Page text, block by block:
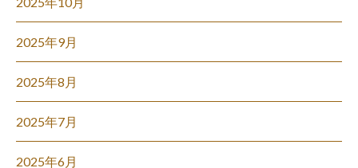
2025年9月
2025年8月
2025年7月
2025年6月